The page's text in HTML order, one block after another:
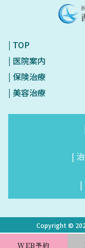
WEB予約
| TOP
| 医院案内
| 保険治療
| 美容治療
▶︎お悩みから探す
▶︎しみ・くすみ・肝
▶︎赤ら顔・酒さ・毛
|
▶︎治療メニューから
▶︎DENSITY（デンシ
▶︎POTENZA（ポテ
|
▶︎保険治療から探す
Copyright ©